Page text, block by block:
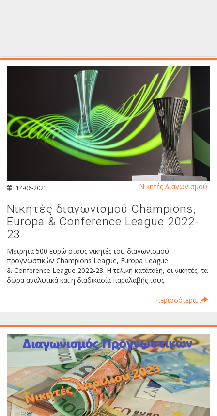
14-06-2023
Νικητές διαγωνισμού Champions,
Europa & Conference League 2022-
23
Μετρητά 500 ευρώ στους νικητές του διαγωνισμού
προγνωστικών Champions League, Europa League
& Conference League 2022-23. Η τελική κατάταξη, οι νικητές, τα
δώρα αναλυτικά και η διαδικασία παραλαβής τους.
περισσότερα...
Νικητές Διαγωνισμού